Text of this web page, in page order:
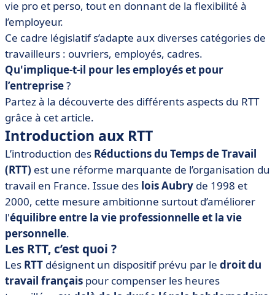
vie pro et perso, tout en donnant de la flexibilité à
l’employeur.
Ce cadre législatif s’adapte aux diverses catégories de
travailleurs : ouvriers, employés, cadres.
Qu'implique-t-il pour les employés et pour
l’entreprise?
Partez à la découverte des différents aspects du RTT
grâce à cet article.
Introduction aux RTT
L’introduction des Réductions du Temps de Travail
(RTT) est une réforme marquante de l’organisation du
travail en France. Issue des lois Aubry de 1998 et
2000, cette mesure ambitionne surtout d’améliorer
l'équilibre entre la vie professionnelle et la vie
personnelle.
Les RTT, c’est quoi ?
Les RTT désignent un dispositif prévu par le droit du
travail français pour compenser les heures